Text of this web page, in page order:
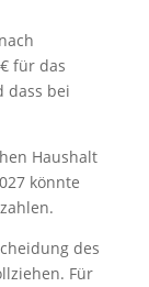
für das
dass bei
Haushalt
könnte
des
Für